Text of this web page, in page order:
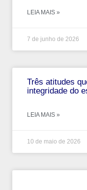
LEIA MAIS »
7 de junho de 2026
Três atitudes
integridade do
LEIA MAIS »
10 de maio de 2026